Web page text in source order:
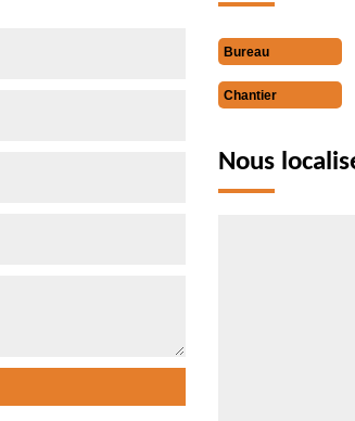
Bureau
Chantier
Nous